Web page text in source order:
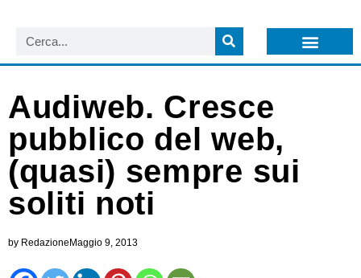
Audiweb. Cresce
pubblico del web,
(quasi) sempre sui
soliti noti
by Redazione Maggio 9, 2013